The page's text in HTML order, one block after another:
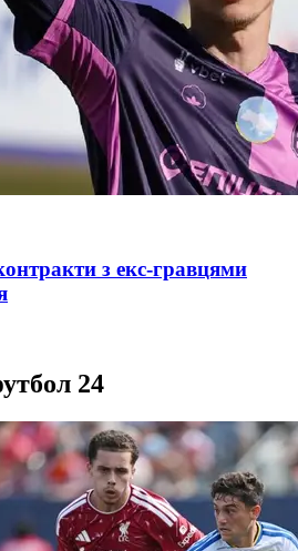
з екс-гравцями
24